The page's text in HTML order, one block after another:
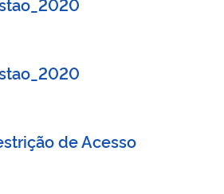
de Acesso